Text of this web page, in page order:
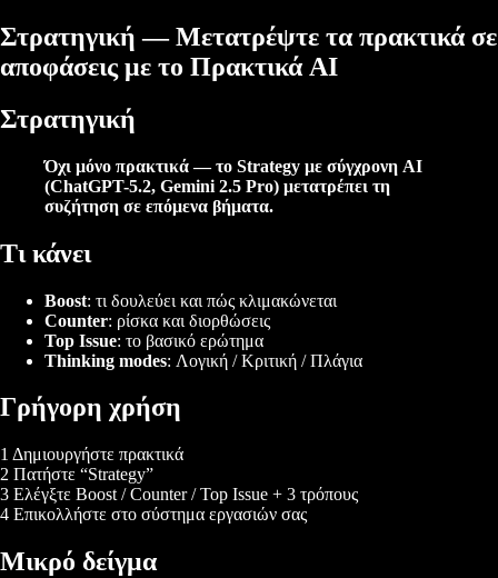
Στρατηγική — Μετατρέψτε τα πρακτικά σε
αποφάσεις με το Πρακτικά AI
Στρατηγική
Όχι μόνο πρακτικά — το Strategy με σύγχρονη AI
(ChatGPT-5.2, Gemini 2.5 Pro) μετατρέπει τη
συζήτηση σε επόμενα βήματα.
Τι κάνει
Boost: τι δουλεύει και πώς κλιμακώνεται
Counter: ρίσκα και διορθώσεις
Top Issue: το βασικό ερώτημα
Thinking modes: Λογική / Κριτική / Πλάγια
Γρήγορη χρήση
1 Δημιουργήστε πρακτικά
2 Πατήστε “Strategy”
3 Ελέγξτε Boost / Counter / Top Issue + 3 τρόπους
4 Επικολλήστε στο σύστημα εργασιών σας
Μικρό δείγμα